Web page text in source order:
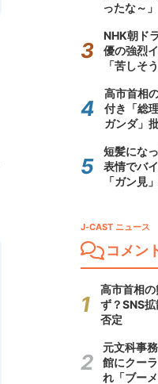
ったな～」
NHK朝ド
優の強烈
「苦しそ
高市首相
付き「総
ガンダ」
短髪にな
表情でバ
「ガン見
J-CAST ニュース
コメン
高市首相
ず？SNS
否定
元文科事
館にクー
れ「ブー